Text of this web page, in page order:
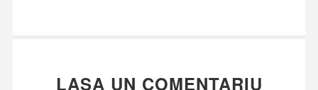
LASA UN COMENTARIU